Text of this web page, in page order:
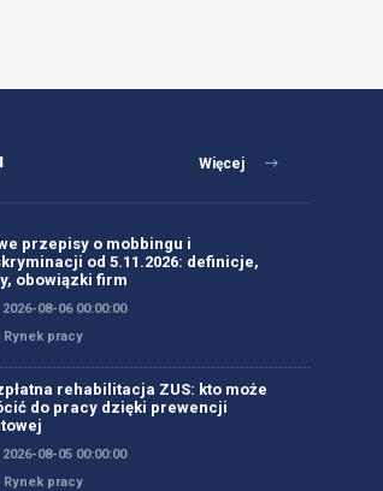
Więcej
przepisy o mobbingu i
od 5.11.2026: definicje,
obowiązki firm
2026-08-06 00:00:00
Rynek pracy
rehabilitacja ZUS: kto może
do pracy dzięki prewencji
2026-08-05 00:00:00
Rynek pracy